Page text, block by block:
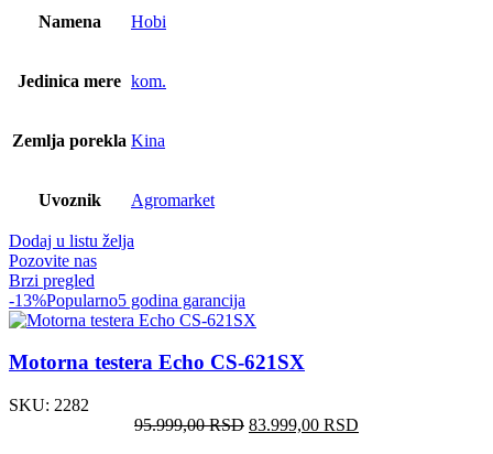
Namena Hobi
Jedinica mere kom.
Zemlja porekla Kina
Uvoznik Agromarket
Dodaj u listu želja
Pozovite nas
Brzi pregled
-13%Popularno5 godina garancija
Motorna testera Echo CS-621SX
SKU: 2282
95.999,00RSD Оригинална
83.999,00 RSD